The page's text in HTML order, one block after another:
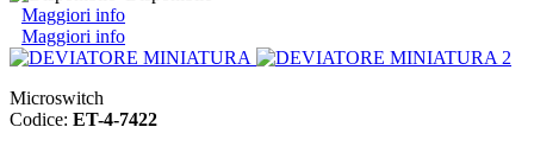
Maggiori info
Maggiori info
Microswitch
Codice: ET-4-7422